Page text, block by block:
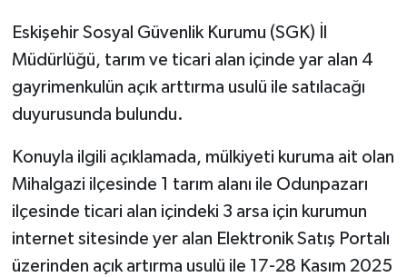
Eskişehir Sosyal Güvenlik Kurumu (SGK) İl
Müdürlüğü, tarım ve ticari alan içinde yar alan 4
gayrimenkulün açık arttırma usulü ile satılacağı
duyurusunda bulundu.
Konuyla ilgili açıklamada, mülkiyeti kuruma ait olan
Mihalgazi ilçesinde 1 tarım alanı ile Odunpazarı
ilçesinde ticari alan içindeki 3 arsa için kurumun
internet sitesinde yer alan Elektronik Satış Portalı
üzerinden açık artırma usulü ile 17-28 Kasım 2025